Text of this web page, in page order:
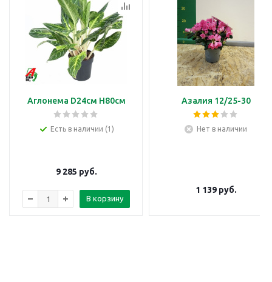
Аглонема D24см H80см
Есть в наличии (1)
9 285 руб.
В корзину
Азалия 12/25-30
Нет в наличии
1 139руб.